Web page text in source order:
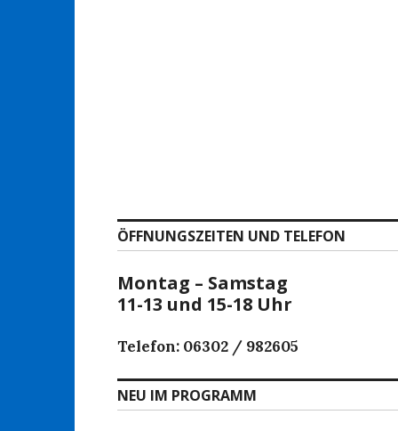
ÖFFNUNGSZEITEN UND TELEFON
Montag – Samstag
11-13 und 15-18 Uhr
Telefon: 06302 / 982605
NEU IM PROGRAMM